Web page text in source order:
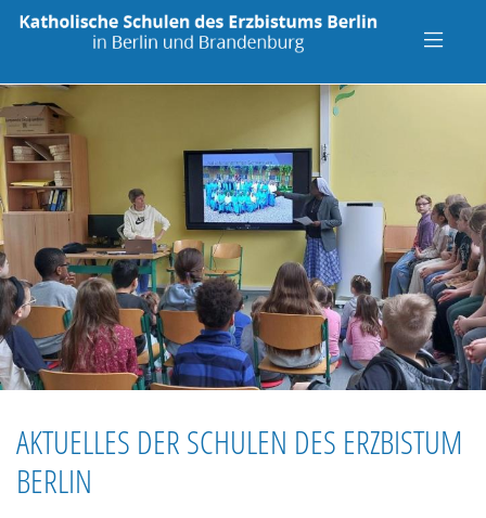
AKTUELLES DER SCHULEN DES ERZBISTUM
BERLIN